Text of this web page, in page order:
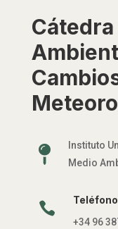

Instituto
Medio
 Teléfono
+34 96